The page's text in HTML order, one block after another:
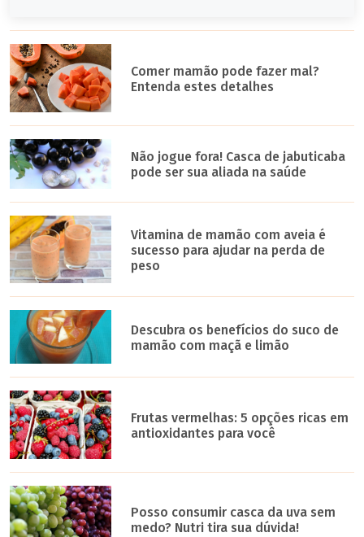
Comer mamão pode fazer mal?
Entenda estes detalhes
Não jogue fora! Casca de jabuticaba
pode ser sua aliada na saúde
Vitamina de mamão com aveia é
sucesso para ajudar na perda de
peso
Descubra os benefícios do suco de
mamão com maçã e limão
Frutas vermelhas: 5 opções ricas em
antioxidantes para você
Posso consumir casca da uva sem
medo? Nutri tira sua dúvida!